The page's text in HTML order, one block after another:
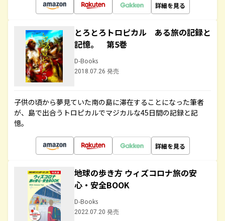
詳細を見る
とろとろトロピカル ある旅の記録と
記憶。 第5巻
D-Books
2018.07.26 発売
子供の頃から夢見ていた南の島に滞在することになった筆者
が、島で出合うトロピカルでマジカルな45日間の記録と記
憶。
詳細を見る
地球の歩き方 ウィズコロナ旅の安
心・安全BOOK
D-Books
2022.07.20 発売